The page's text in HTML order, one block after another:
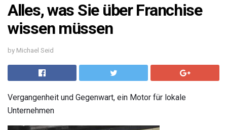
Alles, was Sie über Franchise
wissen müssen
by Michael Seid
Vergangenheit und Gegenwart, ein Motor für lokale
Unternehmen